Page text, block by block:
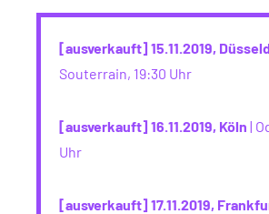
[ausverkauft] 15.11.2019,
Souterrain, 19:30 Uhr
[ausverkauft] 16.11.2019, Köln |
Uhr
[ausverkauft] 17.11.2019,